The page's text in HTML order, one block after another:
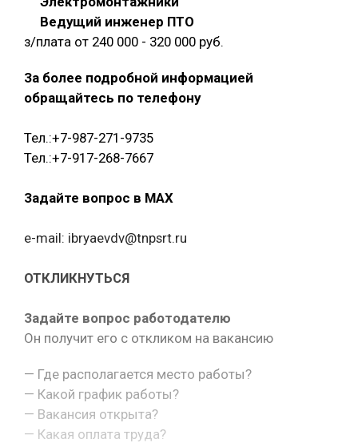
Ведущий инженер ПТО
з/плата от 240 000 - 320 000 руб.
За более подробной информацией
обращайтесь по телефону
Тел.:+7-987-271-9735
Тел.:+7-917-268-7667
Задайте вопрос в MAX
e-mail: ibryaevdv@tnpsrt.ru
ОТКЛИКНУТЬСЯ
Задайте вопрос работодателю
Он получит его с откликом на вакансию
— Где располагается место работы?
— Какой график работы?
— Вакансия открыта?
— Какая оплата труда?